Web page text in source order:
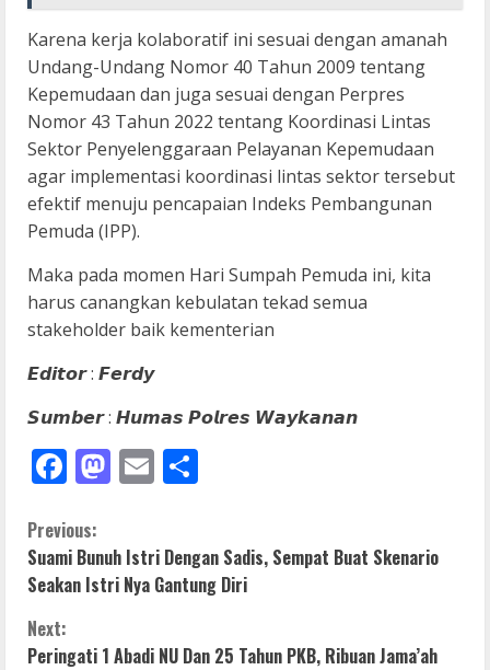
Karena kerja kolaboratif ini sesuai dengan amanah
Undang-Undang Nomor 40 Tahun 2009 tentang
Kepemudaan dan juga sesuai dengan Perpres
Nomor 43 Tahun 2022 tentang Koordinasi Lintas
Sektor Penyelenggaraan Pelayanan Kepemudaan
agar implementasi koordinasi lintas sektor tersebut
efektif menuju pencapaian Indeks Pembangunan
Pemuda (IPP).
Maka pada momen Hari Sumpah Pemuda ini, kita
harus canangkan kebulatan tekad semua
stakeholder baik kementerian
𝙀𝙙𝙞𝙩𝙤𝙧 : 𝙁𝙚𝙧𝙙𝙮
𝙎𝙪𝙢𝙗𝙚𝙧 : 𝙃𝙪𝙢𝙖𝙨 𝙋𝙤𝙡𝙧𝙚𝙨 𝙒𝙖𝙮𝙠𝙖𝙣𝙖𝙣
Facebook
Mastodon
Email
C
o
n
Previous:
Suami Bunuh Istri Dengan Sadis, Sempat Buat Skenario
Seakan Istri Nya Gantung Diri
Next:
Peringati 1 Abadi NU Dan 25 Tahun PKB, Ribuan Jama’ah